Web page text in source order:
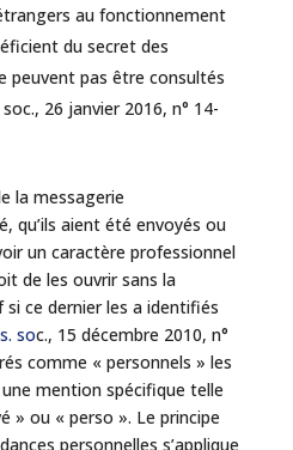
au fonctionnement
du secret des
peuvent pas être consultés
26 janvier 2016, n° 14-
la messagerie
qu’ils aient été envoyés ou
un caractère professionnel
de les ouvrir sans la
si ce dernier les a identifiés
soc., 15 décembre 2010, n°
comme « personnels » les
mention spécifique telle
» ou « perso ». Le principe
personnelles s’applique